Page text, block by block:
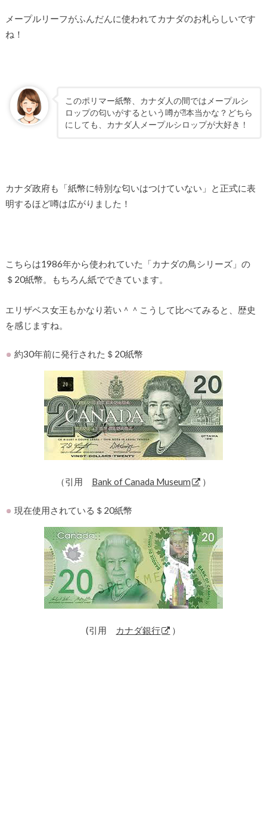
メープルリーフがふんだんに使われてカナダのお札らしいです
ね！
このポリマー紙幣、カナダ人の間ではメープルシ
ロップの匂いがするという噂が⁈本当かな？どちら
にしても、カナダ人メープルシロップが大好き！
カナダ政府も「紙幣に特別な匂いはつけていない」と正式に表
明するほど噂は広がりました！
こちらは1986年から使われていた「カナダの鳥シリーズ」の
＄20紙幣。もちろん紙でできています。
エリザベス女王もかなり若い＾＾こうして比べてみると、歴史
を感じますね。
約30年前に発行された＄20紙幣
（引用 Bank of Canada Museum ）
現在使用されている＄20紙幣
(引用 カナダ銀行 ）